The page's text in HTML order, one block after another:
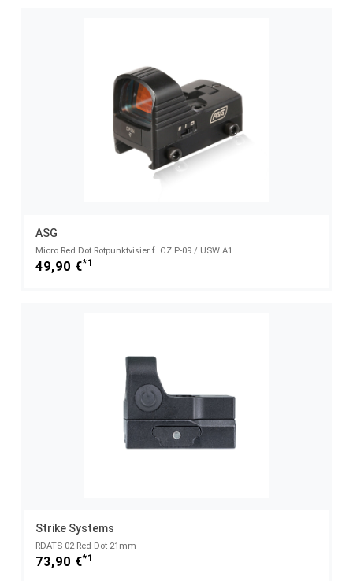
ASG
Micro Red Dot Rotpunktvisier f. CZ P-09 / USW A1
49,90 €*1
Strike Systems
RDATS-02 Red Dot 21mm
73,90 €*1